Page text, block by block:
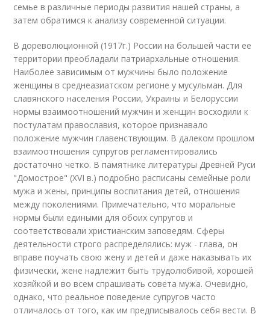
семье в различные периоды развития нашей страны, а
затем обратимся к анализу современной ситуации.
В дореволюционной (1917г.) России на большей части ее
территории преобладали патриархальные отношения.
Наиболее зависимым от мужчины было положение
женщины в среднеазиатском регионе у мусульман. Для
славянского населения России, Украины и Белоруссии
нормы взаимоотношений мужчин и женщин восходили к
постулатам православия, которое признавало
положение мужчин главенствующим. В далеком прошлом
взаимоотношения супругов регламентировались
достаточно четко. В памятнике литературы Древней Руси
"Домострое" (XVI в.) подробно расписаны семейные роли
мужа и жены, принципы воспитания детей, отношения
между поколениями. Примечательно, что моральные
нормы были едиными для обоих супругов и
соответствовали христианским заповедям. Сферы
деятельности строго распределялись: муж - глава, он
вправе поучать свою жену и детей и даже наказывать их
физически, жене надлежит быть трудолюбивой, хорошей
хозяйкой и во всем спрашивать совета мужа. Очевидно,
однако, что реальное поведение супругов часто
отличалось от того, как им предписывалось себя вести. В